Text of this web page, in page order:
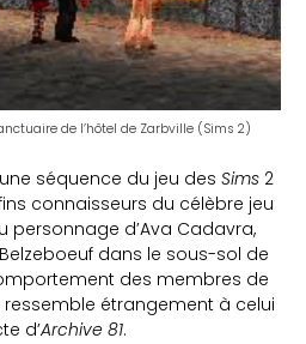
de l’hôtel de Zarbville (Sims 2)
séquence du jeu desSims 2
connaisseurs du célèbre jeu
personnage d’Ava Cadavra,
dans le sous-sol de
des membres de
ressemble étrangement à celui
d’Archive 81.